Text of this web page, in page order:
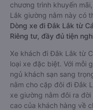
chương trình khuyến
Lắk giường nằm này có
Dòng xe đi Đắk Lắk từ
Riêng tư, đầy đủ tiện
Xe khách đi Đắk Lắk từ
loại xe đặc biệt. Với mỗi
ngủ khách sạn sang
nằm cho cặp đôi đi Đắk
xe giường nằm đôi ra
cao của khách hàng về